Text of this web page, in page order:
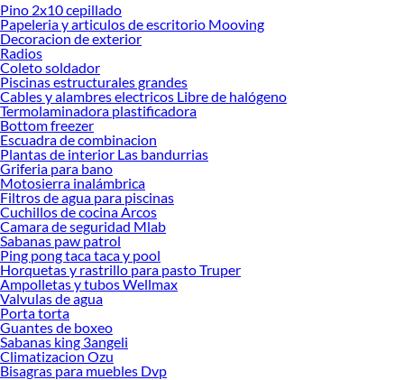
Desde remodelaciones hasta proyectos de decoración, estamos aquí para hacer
tus ideas realidad. ¡Visítanos y encuentra todo lo que tenemos para ofrecerte en
Serruchos y sierras!
Explora la variedad de productos de Serruchos y sierras en Sodimac
Herramientas, materiales y accesorios de calidad para tus proyectos y
renovación de espacios. ¡Visítanos y descubre todo lo que tenemos para
ofrecerte!
Encuentra una amplia variedad de productos de Serruchos y sierras en Sodimac.
Encuentra todo lo necesario para tus proyectos de renovación y decoración.
¡Visítanos y haz tus ideas realidad!
Pino 2x10 cepillado
Papeleria y articulos de escritorio Mooving
Decoracion de exterior
Radios
Coleto soldador
Piscinas estructurales grandes
Cables y alambres electricos Libre de halógeno
Termolaminadora plastificadora
Bottom freezer
Escuadra de combinacion
Plantas de interior Las bandurrias
Griferia para bano
Motosierra inalámbrica
Filtros de agua para piscinas
Cuchillos de cocina Arcos
Camara de seguridad Mlab
Sabanas paw patrol
Ping pong taca taca y pool
Horquetas y rastrillo para pasto Truper
Ampolletas y tubos Wellmax
Valvulas de agua
Porta torta
Guantes de boxeo
Sabanas king 3angeli
Climatizacion Ozu
Bisagras para muebles Dvp